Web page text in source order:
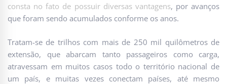
consta no fato de possuir diversas vantagens, por avanços
que foram sendo acumulados conforme os anos.
Tratam-se de trilhos com mais de 250 mil quilômetros de
extensão, que abarcam tanto passageiros como carga,
atravessam em muitos casos todo o território nacional de
um país, e muitas vezes conectam países, até mesmo